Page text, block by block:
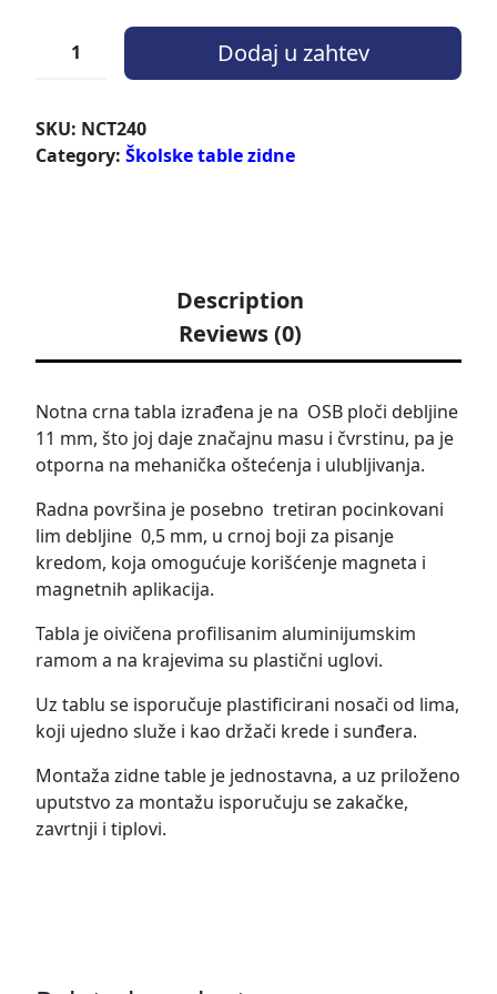
Dodaj u zahtev
SKU: NCT240
Category: Školske table zidne
Description
Reviews (0)
Notna crna tabla izrađena je na OSB ploči debljine
11 mm, što joj daje značajnu masu i čvrstinu, pa je
otporna na mehanička oštećenja i ulubljivanja.
Radna površina je posebno tretiran pocinkovani
lim debljine 0,5 mm, u crnoj boji za pisanje
kredom, koja omogućuje korišćenje magneta i
magnetnih aplikacija.
Tabla je oivičena profilisanim aluminijumskim
ramom a na krajevima su plastični uglovi.
Uz tablu se isporučuje plastificirani nosači od lima,
koji ujedno služe i kao držači krede i sunđera.
Montaža zidne table je jednostavna, a uz priloženo
uputstvo za montažu isporučuju se zakačke,
zavrtnji i tiplovi.